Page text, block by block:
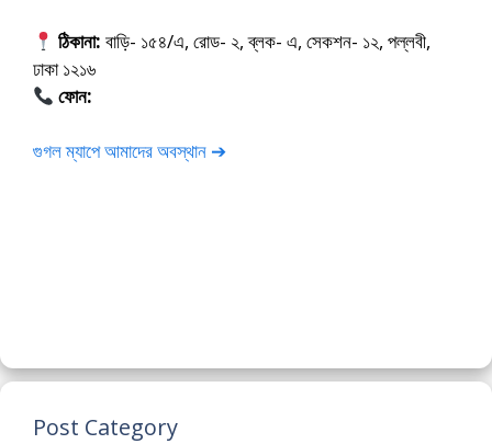
ঠিকানা: বাড়ি- ১৫৪/এ, রোড- ২, ব্লক- এ, সেকশন- ১২, পল্লবী,
ঢাকা ১২১৬
ফোন:
গুগল ম্যাপে আমাদের অবস্থান ➔
Post Category